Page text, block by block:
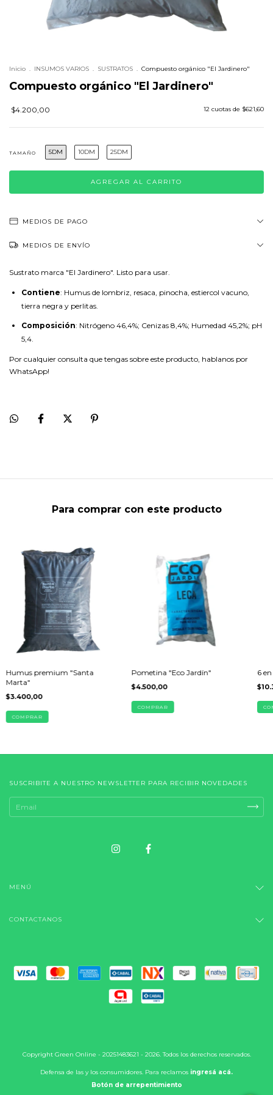
Inicio . INSUMOS VARIOS . SUSTRATOS . Compuesto orgánico "El Jardinero"
Compuesto orgánico "El Jardinero"
$4.200,00 12 cuotas de $621,60
TAMAÑO 5DM 10DM 25DM
MEDIOS DE PAGO
MEDIOS DE ENVÍO
Sustrato marca "El Jardinero". Listo para usar.
Contiene: Humus de lombriz, resaca, pinocha, estiercol vacuno,
tierra negra y perlitas.
Composición: Nitrógeno 46,4%; Cenizas 8,4%; Humedad 45,2%; pH
5,4.
Por cualquier consulta que tengas sobre este producto, hablanos por
WhatsApp!
Para comprar con este producto
Humus premium "Santa
Marta"
$3.400,00
COMPRAR
Pometina "Eco Jardín"
$4.500,00
6
SUSCRIBITE A NUESTRO NEWSLETTER PARA RECIBIR NOVEDADES
MENÚ
CONTACTANOS
Copyright Green Online - 20251483621 - 2026. Todos los derechos reservados.
Defensa de las y los consumidores. Para reclamos ingresá acá.
Botón de arrepentimiento